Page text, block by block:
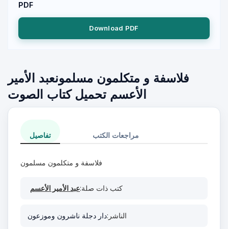
PDF
Download PDF
فلاسفة و متكلمون مسلمونعبد الأمير
الأعسم تحميل كتاب الصوت
تفاصيل مراجعات الكتب
فلاسفة و متكلمون مسلمون
كتب ذات صلة:عبد الأمير الأعسم
الناشر:دار دجلة ناشرون وموزعون